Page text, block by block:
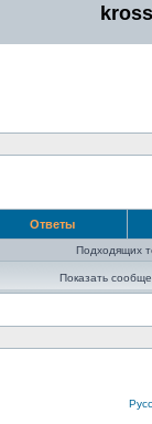
Ответы
Подходящих
Показать